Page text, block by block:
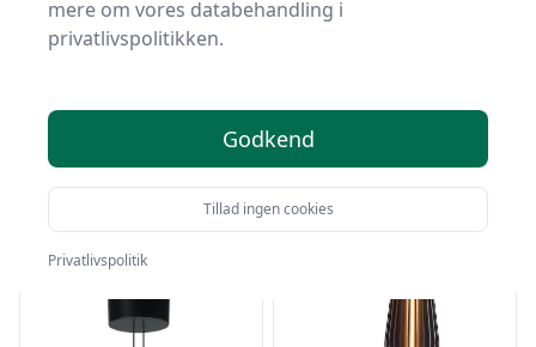
Arbejdslampe Arkitektlampe
mere om vores databehandling i
privatlivspolitikken.
Godkend
Tillad ingen cookies
Privatlivspolitik